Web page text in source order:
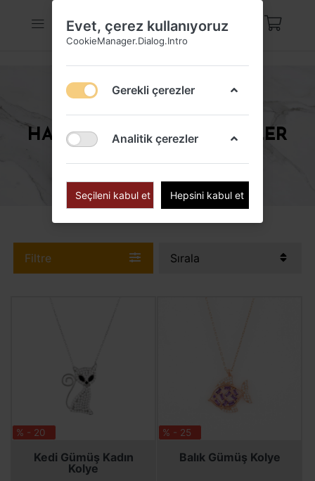
HAYVAN FIGÜRLÜ KOLYELER
Filtre Sırala
% - 20
Kedi Gümüş Kadın
Kolye
SEPETE EKLE
SEPETE EKLE
% - 25
Balık Gümüş Kolye
SEPETE EKLE
SEPETE EKLE
Evet, çerez kullanıyoruz
CookieManager.Dialog.Intro
Gerekli çerezler
Analitik çerezler
Seçileni kabul et Hepsini kabul et